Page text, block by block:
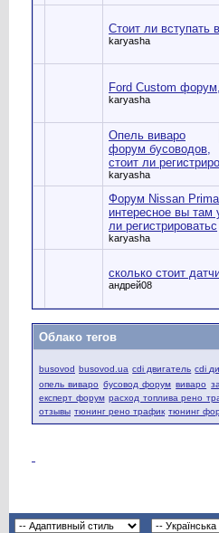
Стоит ли вступать
karyasha
Ford Custom
karyasha
Опель виваро
форум бусоводов,
стоит ли
karyasha
Форум Nissan
интересное вы там
ли регистрироватьс
karyasha
сколько стоит
андрей08
Облако тегов
busovod busovod.ua cdi двигатель cdi
опель виваро бусовод форум виваро
експерт форум расход топлива рено
отзывы тюнинг рено трафик тюнинг